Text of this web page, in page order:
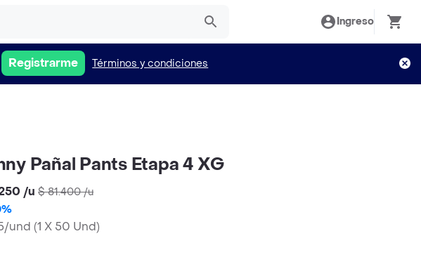
Ingreso
Registrarme Términos y condiciones
Pañal Pants Etapa 4 XG
/u $ 81.400/u
%
und (1 X 50 Und)